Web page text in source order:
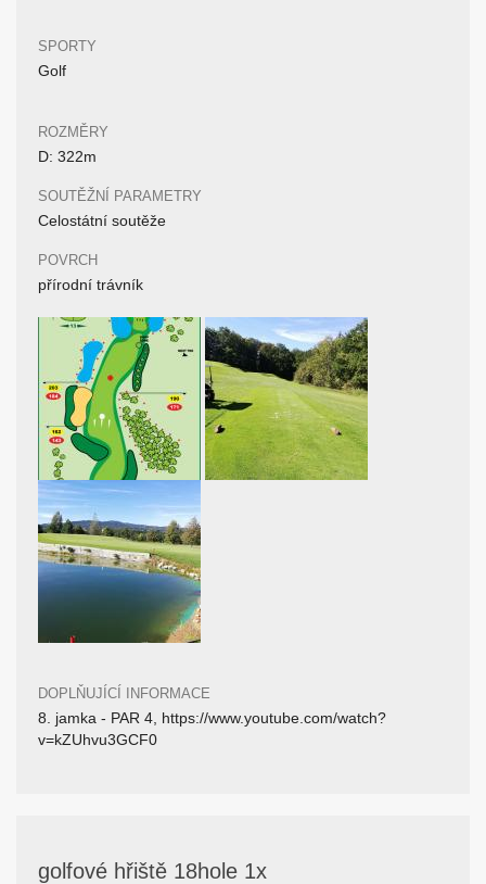
SPORTY
Golf
ROZMĚRY
D: 322m
SOUTĚŽNÍ PARAMETRY
Celostátní soutěže
POVRCH
přírodní trávník
DOPLŇUJÍCÍ INFORMACE
8. jamka - PAR 4, https://www.youtube.com/watch?
v=kZUhvu3GCF0
golfové hřiště 18hole 1x